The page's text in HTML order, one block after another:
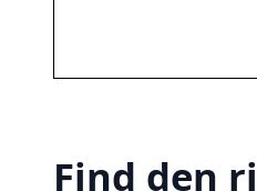
Find den